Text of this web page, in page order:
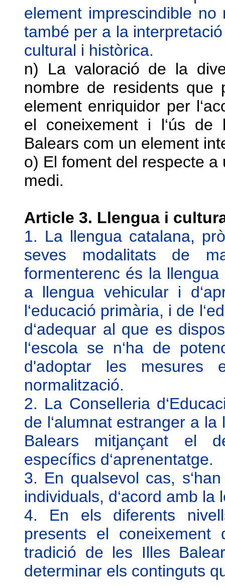
element imprescindible
també per a la
cultural i històrica.
n) La valoració de la
nombre de residents que
element enriquidor per
el coneixement i l‘ús
Balears com un element
o) El foment del respecte a
medi.
Article 3. Llengua i
1. La llengua catalana,
seves modalitats de
formenterenc és la
a llengua vehicular i
l‘educació primària, i de
d‘adequar al que es
l‘escola se n‘ha de
d'adoptar les mesures
normalització.
2. La Conselleria
de l‘alumnat estranger a
Balears mitjançant el
específics d‘aprenentatge.
3. En qualsevol cas,
individuals, d‘acord amb la
4. En els diferents
presents el
tradició de les Illes
determinar els continguts